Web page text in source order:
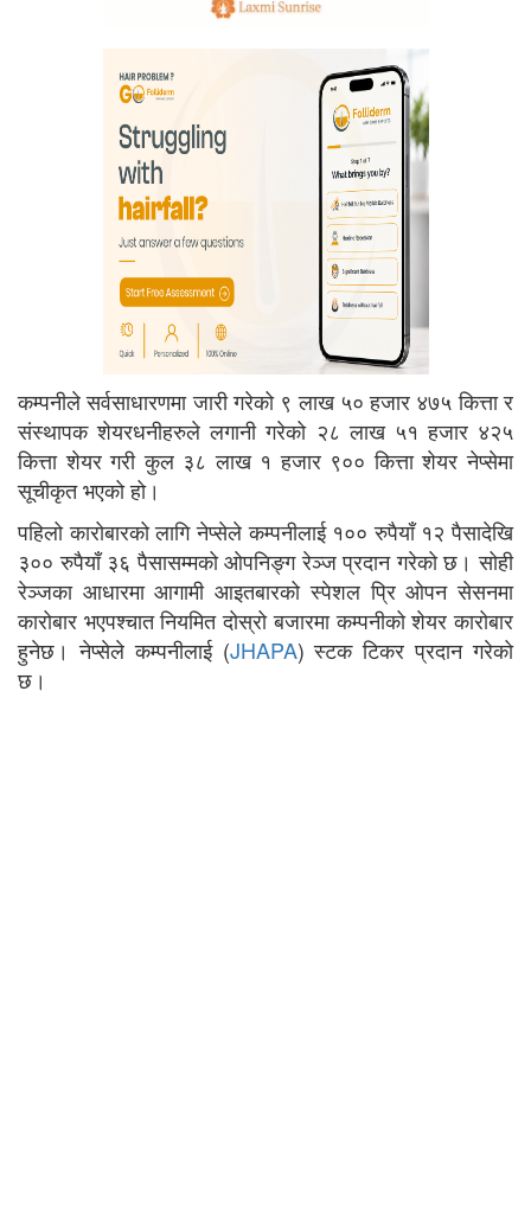
कम्पनीले सर्वसाधारणमा जारी गरेको ९ लाख ५० हजार ४७५ कित्ता र
संस्थापक शेयरधनीहरुले लगानी गरेको २८ लाख ५१ हजार ४२५
कित्ता शेयर गरी कुल ३८ लाख १ हजार ९०० कित्ता शेयर नेप्सेमा
सूचीकृत भएको हो।
पहिलो कारोबारको लागि नेप्सेले कम्पनीलाई १०० रुपैयाँ १२ पैसादेखि
३०० रुपैयाँ ३६ पैसासम्मको ओपनिङ्ग रेञ्ज प्रदान गरेको छ। सोही
रेञ्जका आधारमा आगामी आइतबारको स्पेशल प्रि ओपन सेसनमा
कारोबार भएपश्चात नियमित दोस्रो बजारमा कम्पनीको शेयर कारोबार
हुनेछ। नेप्सेले कम्पनीलाई (JHAPA) स्टक टिकर प्रदान गरेको
छ।